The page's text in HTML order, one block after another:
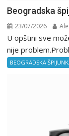
Beogradska
23/07/2026
U opštini sve
nije
BEOGRADSKA